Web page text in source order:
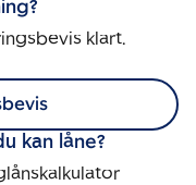
klart.
kan låne?